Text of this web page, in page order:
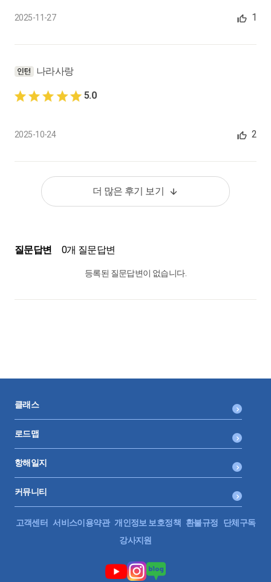
과세표준 명세②, 대가, 특수 관계자 거래, 시가의 범위, 과세표준
0:12:21
22.
과세표준 : 과세표준 일반(4)
산, 토지와 건물을 함께 공급시 공급가액 안분계산
세금계산서와 영수증 : 세금계산서
기재사항, 전자세금계산서, 수정세금계산서의 발급, 그외 작성일
자 소급되는 경우
24. 세금계산서와 영수증 : 영수증
영수증 발급 대상자, 세금계산서 발급 의무 면제
26. 매입세액공제와 납부세액 : 매입세액불공제, 매입세액공제
한도율
27. 매입세액공제와 납부세액 : 의제매입세액공제, 매입세액공제, 대
손세액공제, 신용카드 매출전표 발행세액공제, 가산세
세액공제, 가산세의 구분, 가산세 감면
매입세액공제와 납부세액 : 면세와 과세사업을 같이 하는 사업자
공통사용재화 공급, 공통매입세액 정산, 공통매입세액 재계산
2025-11-27 1
나라사랑
5.0
2025-10-24 2
더 많은 후기 보기
질문답변 0개 질문답변
등록된 질문답변이 없습니다.
클래스
로드맵
항해일지
커뮤니티
고객센터 서비스이용약관 개인정보 보호정책 환불규정
단체구독
강사지원